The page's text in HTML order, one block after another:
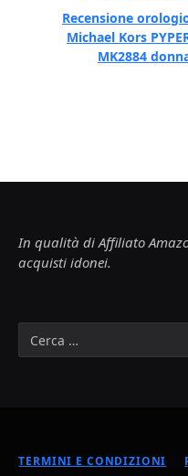
Recensione
Michael Kors
MK2884
In qualità di Affiliato
acquisti idonei.
TERMINI E CONDIZIONI